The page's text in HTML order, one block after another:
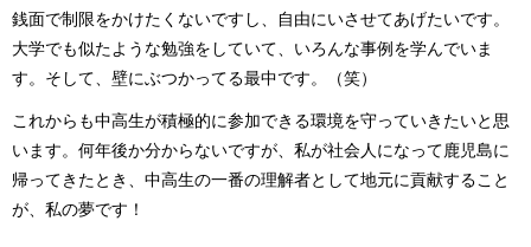
銭面で制限をかけたくないですし、自由にいさせてあげたいです。
大学でも似たような勉強をしていて、いろんな事例を学んでいま
す。そして、壁にぶつかってる最中です。（笑）
これからも中高生が積極的に参加できる環境を守っていきたいと思
います。何年後か分からないですが、私が社会人になって鹿児島に
帰ってきたとき、中高生の一番の理解者として地元に貢献すること
が、私の夢です！